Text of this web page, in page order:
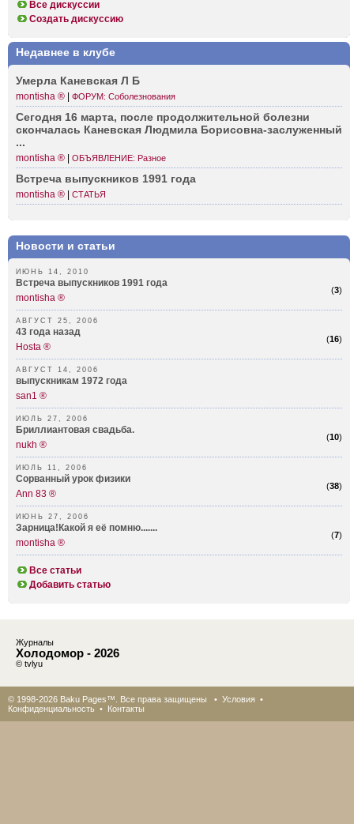
Все дискуссии
Создать дискуссию
Недавнее в клубе
Умерла Каневская Л Б
montisha ® ФОРУМ: Соболезнования
Сегодня 16 марта, после продо­лжительной болезни
сконч­алась Каневская Людмила Борис­овна-заслу­женный
...
montisha ® ОБЪЯВЛЕНИЕ: Разное
Встреча выпус­кников 1991 года
montisha ® СТАТЬЯ
Новости и статьи
ИЮНЬ 14, 2010
(3)
Встреча выпускников 1991 года
montisha ®
АВГУСТ 25, 2006
(16)
43 года назад
Hosta ®
АВГУСТ 14, 2006
выпускникам 1972 года
san1 ®
ИЮЛЬ 27, 2006
(10)
Бриллиантовая свадьба.
nukh ®
ИЮЛЬ 11, 2006
(38)
Сорванный урок физики
Ann 83 ®
ИЮНЬ 27, 2006
(7)
Зарница!Какой я её помню.......
montisha ®
Все статьи
Добавить статью
Журналы
Холодомор - 2026
© tvlyu
© 1998-2026 Baku Pages™. Все права защищены • Условия •
Конфиденциальность • Контакты